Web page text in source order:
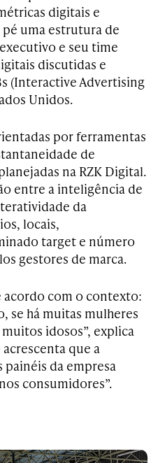
digitais e
pé uma estrutura de
e seu time
discutidas e
(Interactive Advertising
Unidos.
por ferramentas
de
na RZK Digital.
entre a inteligência de
da
locais,
target e número
gestores de marca.
acordo com o contexto:
se há muitas mulheres
idosos”, explica
que a
da empresa
consumidores”.